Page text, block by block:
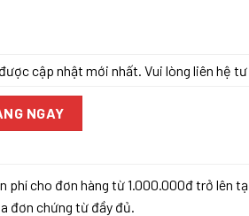
cập nhật mới nhất. Vui lòng liên hệ tư
SERI X số lượng
NGAY
phí cho đơn hàng từ 1.000.000đ trở lên
đơn chứng từ đầy đủ.